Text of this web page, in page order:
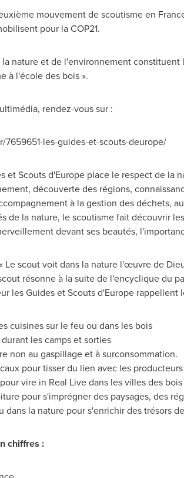
mouvement de scoutisme en
pour laCOP21.
nature et de l'environnement
à l'école des bois ».
rendez-vous sur :
les-guides-et-scouts-deurope/
et Scouts d'Europeplace le respect de la
découverte des régions,
à la gestion des déchets,
de la nature, le scoutisme fait découvrir
devant ses beautés,
Le scout voit dans la nature l'œuvre de
résonne à la suite de l'encyclique du
les Guides et Scouts d'Europerappellent
cuisines sur le feu ou dans les bois
les camps et sorties
non au gaspillage et à surconsommation.
pour tisser du lien avec les
vire in Real Live dans les villes des bois
pour s'imprégner des paysages, des
la nature pour s'enrichir des trésors
chiffres :